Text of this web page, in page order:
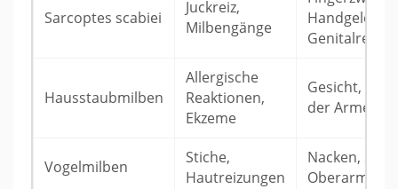
Sarcoptes scabiei
Juckreiz,
Milbengänge
Handgelenke,
Genitalregion
Hausstaubmilben
Allergische
Reaktionen,
Ekzeme
Gesicht,
der Arme
Vogelmilben
Stiche,
Hautreizungen
Nacken,
Oberarme